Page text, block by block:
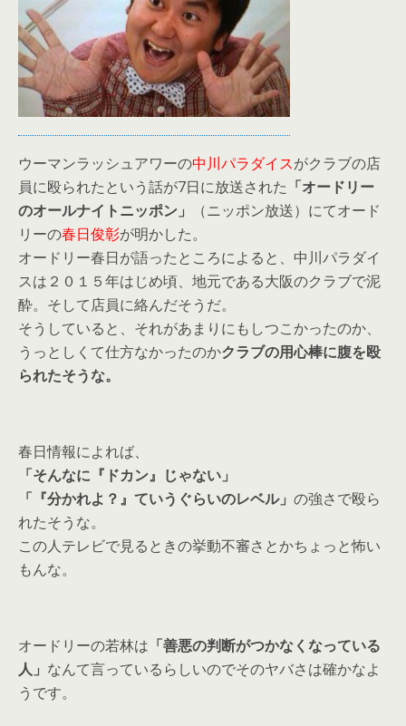
ウーマンラッシュアワーの中川パラダイスがクラブの店
員に殴られたという話が7日に放送された 「オードリー
のオールナイトニッポン」
（ニッポン放送）にてオード
リーの春日俊彰が明かした。
オードリー春日が語ったところによると、中川パラダイ
スは２０１５年はじめ頃、地元である大阪のクラブで泥
酔。そして店員に絡んだそうだ。
そうしていると、それがあまりにもしつこかったのか、
うっとしくて仕方なかったのかクラブの用心棒に腹を殴
られたそうな。
春日情報によれば、
「そんなに『ドカン』じゃない」
「『分かれよ？』ていうぐらいのレベル」 の強さで殴ら
れたそうな。
この人テレビで見るときの挙動不審さとかちょっと怖い
もんな。
オードリーの若林は 「善悪の判断がつかなくなっている
人」 なんて言っているらしいのでそのヤバさは確かなよ
うです。